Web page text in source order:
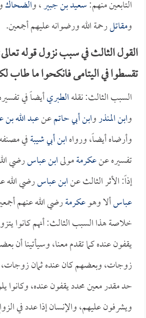
التابعين منهم:سعيد بن جبير، والضحاك
ومقاتلرحمة الله ورضوانه عليهم أجمعين.
القول الثالث في سبب نزول قوله
تقسطوا في اليتامى فانكحوا ما طاب
السبب الثالث: نقلهالطبريأيضاً في
وابن المنذروابن أبي حاتمعنعبد الله
وأرضاه أيضاً، ورواهابن أبي شيبةفي
تفسيره عنعكرمةمولىابن عباسرضي
إذاً: الأثر الثالث عنابن عباسرضي الله
عباسألا وهوعكرمةرضي الله عنهم
خلاصة هذا السبب الثالث: أنهم كانوا
يقفون عنده كما تقدم معنا، وسيأتينا أن
زوجات، وبعضهم كان عنده ثمان زوجات،
حد مقدر معين محدد يقفون عنده، وكانوا
ويشرفون عليهم، والإنسان إذا عدد في